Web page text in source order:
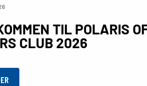
TIL POLARIS
CLUB 2026